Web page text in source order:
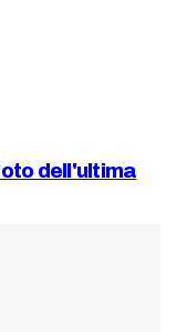
dell'ultima